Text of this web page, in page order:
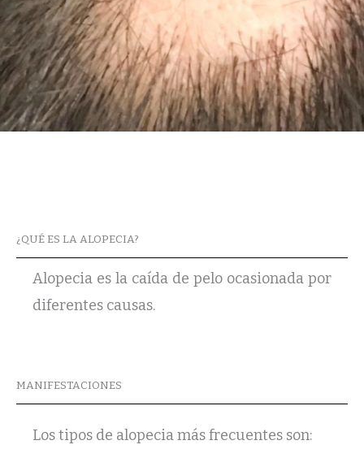
¿QUÉ ES LA ALOPECIA?
Alopecia es la caída de pelo ocasionada por
diferentes causas.
MANIFESTACIONES
Los tipos de alopecia más frecuentes son: